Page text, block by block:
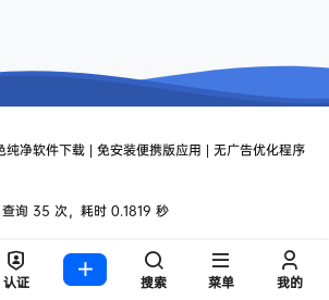
纯净软件下载 | 免安装便携版应用 | 无广告优化程序
查询 35 次，耗时 0.1819 秒
认证 搜索 菜单 我的